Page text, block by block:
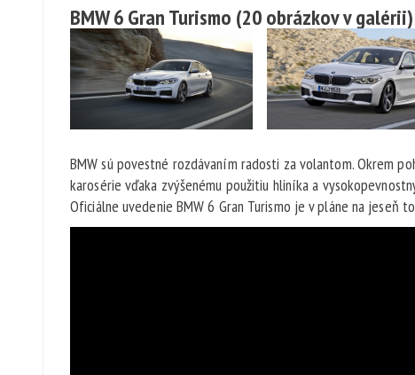
BMW 6 Gran Turismo (20 obrázkov v galérii)
BMW sú povestné rozdávaním radosti za volantom. Okrem
karosérie vďaka zvýšenému použitiu hliníka a
Oficiálne uvedenie BMW 6 Gran Turismo je v pláne na jeseň